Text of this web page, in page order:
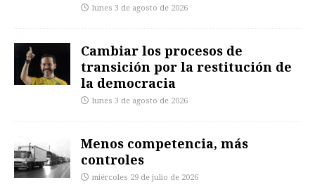
lunes 3 de agosto de 2026
Cambiar los procesos de
transición por la restitución de
la democracia
lunes 3 de agosto de 2026
Menos competencia, más
controles
miércoles 29 de julio de 2026